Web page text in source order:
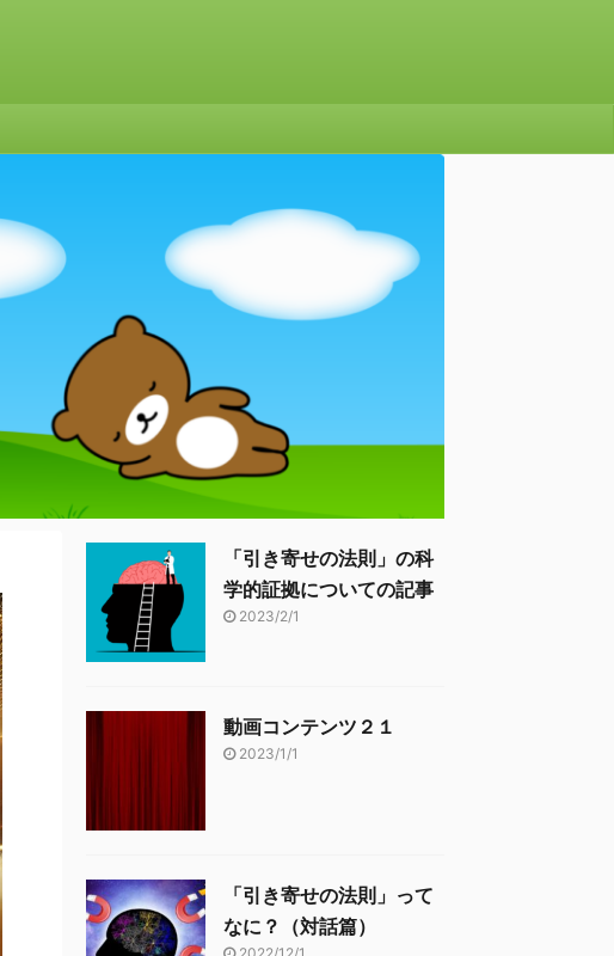
「引き寄せの法則」の科
学的証拠についての記事
2023/2/1
動画コンテンツ２１
2023/1/1
「引き寄せの法則」って
なに？（対話篇）